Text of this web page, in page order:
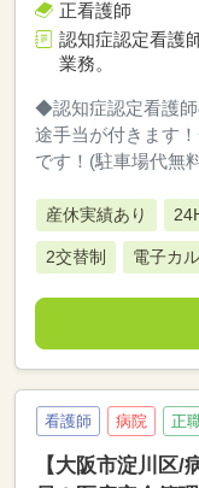
正看護師
認知症認定看護
業務。
◆認知症認定看護師
途手当が付きます
です！(駐車場代無料
産休実績あり
2交替制 電子カ
看護師 病院 正
【大阪市淀川